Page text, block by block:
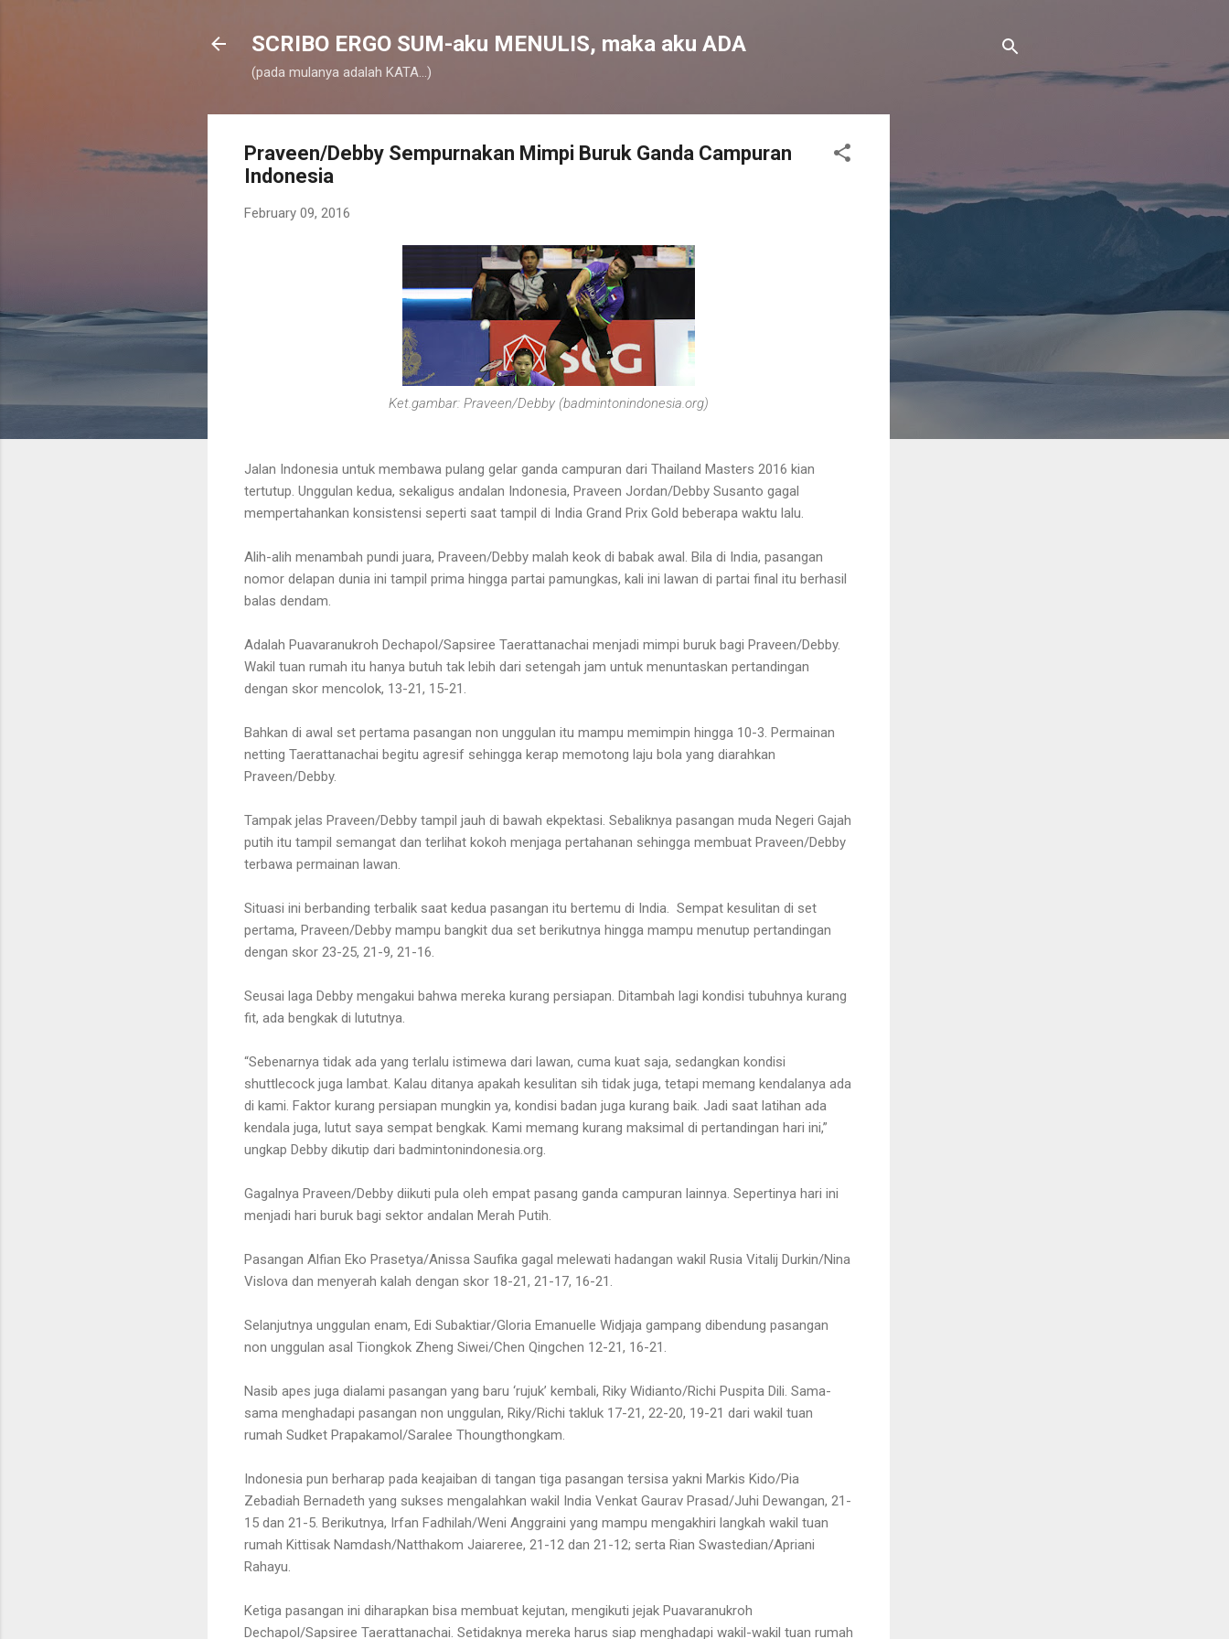
SCRIBO ERGO SUM-aku MENULIS, maka aku ADA
(pada mulanya adalah KATA...)
Praveen/Debby Sempurnakan Mimpi Buruk Ganda Campuran
Indonesia
February 09, 2016
Ket.gambar: Praveen/Debby (badmintonindonesia.org)
Jalan Indonesia untuk membawa pulang gelar ganda campuran dari Thailand Masters 2016 kian
tertutup. Unggulan kedua, sekaligus andalan Indonesia, Praveen Jordan/Debby Susanto gagal
mempertahankan konsistensi seperti saat tampil di India Grand Prix Gold beberapa waktu lalu.
Alih-alih menambah pundi juara, Praveen/Debby malah keok di babak awal. Bila di India, pasangan
nomor delapan dunia ini tampil prima hingga partai pamungkas, kali ini lawan di partai final itu berhasil
balas dendam.
Adalah Puavaranukroh Dechapol/Sapsiree Taerattanachai menjadi mimpi buruk bagi Praveen/Debby.
Wakil tuan rumah itu hanya butuh tak lebih dari setengah jam untuk menuntaskan pertandingan
dengan skor mencolok, 13-21, 15-21.
Bahkan di awal set pertama pasangan non unggulan itu mampu memimpin hingga 10-3. Permainan
netting Taerattanachai begitu agresif sehingga kerap memotong laju bola yang diarahkan
Praveen/Debby.
Tampak jelas Praveen/Debby tampil jauh di bawah ekpektasi. Sebaliknya pasangan muda Negeri Gajah
putih itu tampil semangat dan terlihat kokoh menjaga pertahanan sehingga membuat Praveen/Debby
terbawa permainan lawan.
Situasi ini berbanding terbalik saat kedua pasangan itu bertemu di India.
Sempat kesulitan di set
pertama, Praveen/Debby mampu bangkit dua set berikutnya hingga mampu menutup pertandingan
dengan skor 23-25, 21-9, 21-16.
Seusai laga Debby mengakui bahwa mereka kurang persiapan. Ditambah lagi kondisi tubuhnya kurang
fit, ada bengkak di lututnya.
“Sebenarnya tidak ada yang terlalu istimewa dari lawan, cuma kuat saja, sedangkan kondisi
shuttlecock juga lambat. Kalau ditanya apakah kesulitan sih tidak juga, tetapi memang kendalanya ada
di kami. Faktor kurang persiapan mungkin ya, kondisi badan juga kurang baik. Jadi saat latihan ada
kendala juga, lutut saya sempat bengkak. Kami memang kurang maksimal di pertandingan hari ini,”
ungkap Debby dikutip dari badmintonindonesia.org
Gagalnya Praveen/Debby diikuti pula oleh empat pasang ganda campuran lainnya. Sepertinya hari ini
menjadi hari buruk bagi sektor andalan Merah Putih.
Pasangan Alfian Eko Prasetya/Anissa Saufika gagal melewati hadangan wakil Rusia Vitalij Durkin/Nina
Vislova dan menyerah kalah dengan skor 18-21, 21-17, 16-21.
Selanjutnya unggulan enam, Edi Subaktiar/Gloria Emanuelle Widjaja gampang dibendung pasangan
non unggulan asal Tiongkok Zheng Siwei/Chen Qingchen 12-21, 16-21.
Nasib apes juga dialami pasangan yang baru ‘rujuk’ kembali, Riky Widianto/Richi Puspita Dili . Sama-
sama menghadapi pasangan non unggulan, Riky/Richi takluk 17-21, 22-20, 19-21 dari wakil tuan
rumah Sudket Prapakamol/Saralee Thoungthongkam.
Indonesia pun berharap pada keajaiban di tangan tiga pasangan tersisa yakni Markis Kido/Pia
Zebadiah Bernadeth yang sukses mengalahkan wakil India Venkat Gaurav Prasad/Juhi Dewangan, 21-
15 dan 21-5. Berikutnya, Irfan Fadhilah/Weni Anggraini yang mampu mengakhiri langkah wakil tuan
rumah Kittisak Namdash/Natthakom Jaiareree, 21-12 dan 21-12; serta Rian Swastedian/Apriani
Rahayu.
Ketiga pasangan ini diharapkan bisa membuat kejutan, mengikuti jejak Puavaranukroh
Dechapol/Sapsiree Taerattanachai . Setidaknya mereka harus siap menghadapi wakil-wakil tuan rumah